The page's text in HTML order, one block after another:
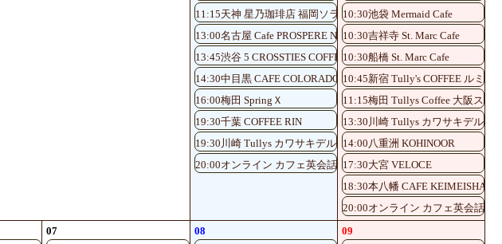
11:15天神 星乃珈琲店 福岡ソラリア店
13:00名古屋 Cafe PROSPERE Nayabashi
13:45渋谷 5 CROSSTIES COFFEE
14:30中目黒 CAFE COLORADO
16:00梅田 SpringＸ
19:30千葉 COFFEE RIN
19:30川崎 Tullys カワサキデルタ店
20:00オンライン カフェ英会話♪
10:30池袋 Mermaid Cafe
10:30吉祥寺 St. Marc Cafe
10:30船橋 St. Marc Cafe
10:45新宿 Tully's COFFEE ルミネ
11:15梅田 Tullys Coffee 大阪ステ
13:30川崎 Tullys カワサキデルタ
14:00八重洲 KOHINOOR
17:30大宮 VELOCE
18:30本八幡 CAFE KEIMEISHA
20:00オンライン カフェ英会話♪
07
08
09